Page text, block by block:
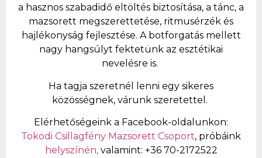
a hasznos szabadidő eltöltés biztosítása, a tánc, a
mazsorett megszerettetése, ritmusérzék és
hajlékonyság fejlesztése. A botforgatás mellett
nagy hangsúlyt fektetünk az esztétikai
nevelésre is.
Ha tagja szeretnél lenni egy sikeres
közösségnek, várunk szeretettel.
Elérhetőségeink a Facebook-oldalunkon:
Tokodi Csillagfény Mazsorett Csoport, próbáink
helyszínén,valamint: +36 70-2172522